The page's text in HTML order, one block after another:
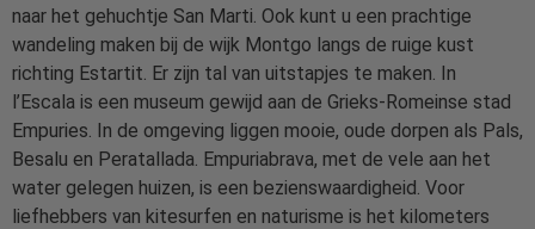
naar het gehuchtje San Marti. Ook kunt u een prachtige
wandeling maken bij de wijk Montgo langs de ruige kust
richting Estartit. Er zijn tal van uitstapjes te maken. In
l’Escala is een museum gewijd aan de Grieks-Romeinse stad
Empuries. In de omgeving liggen mooie, oude dorpen als Pals,
Besalu en Peratallada. Empuriabrava, met de vele aan het
water gelegen huizen, is een bezienswaardigheid. Voor
liefhebbers van kitesurfen en naturisme is het kilometers